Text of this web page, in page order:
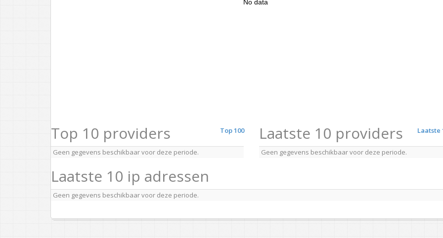
No data
Top 100
Top 10 providers
Geen gegevens beschikbaar voor deze periode.
Laatste
Laatste 10 providers
Geen gegevens beschikbaar voor deze periode.
Laatste 10 ip adressen
Geen gegevens beschikbaar voor deze periode.